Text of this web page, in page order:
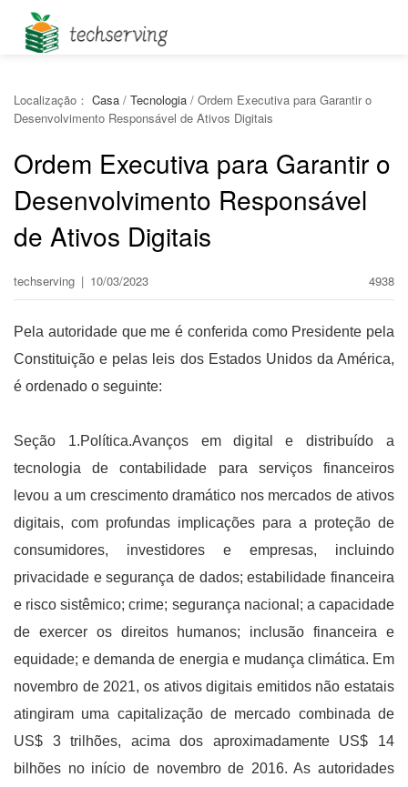
Localização： Casa / Tecnologia / Ordem Executiva para Garantir o
Desenvolvimento Responsável de Ativos Digitais
Ordem Executiva para Garantir o
Desenvolvimento Responsável
de Ativos Digitais
techserving | 10/03/2023 4938
Pela autoridade que me é conferida como Presidente pela
Constituição e pelas leis dos Estados Unidos da América,
é ordenado o seguinte:
Seção 1.Política.Avanços em digital e distribuído a
tecnologia de contabilidade para serviços financeiros
levou a um crescimento dramático nos mercados de ativos
digitais, com profundas implicações para a proteção de
consumidores, investidores e empresas, incluindo
privacidade e segurança de dados; estabilidade financeira
e risco sistêmico; crime; segurança nacional; a capacidade
de exercer os direitos humanos; inclusão financeira e
equidade; e demanda de energia e mudança climática. Em
novembro de 2021, os ativos digitais emitidos não estatais
atingiram uma capitalização de mercado combinada de
US$ 3 trilhões, acima dos aproximadamente US$ 14
bilhões no início de novembro de 2016. As autoridades